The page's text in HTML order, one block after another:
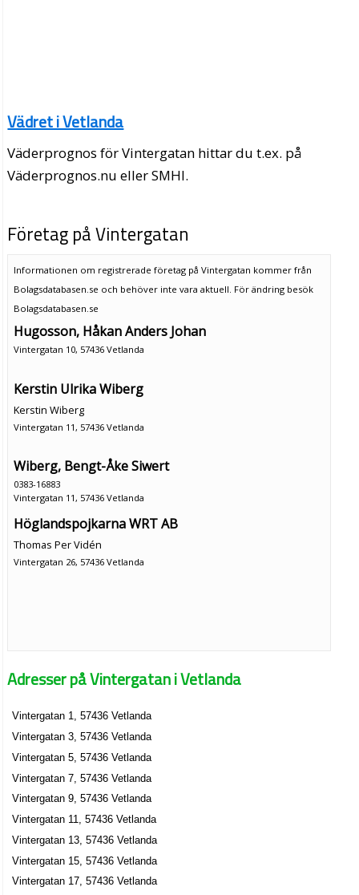
Vädret i Vetlanda
Väderprognos för Vintergatan hittar du t.ex. på
Väderprognos.nu eller SMHI.
Företag på Vintergatan
Informationen om registrerade företag på Vintergatan kommer från
Bolagsdatabasen.se och behöver inte vara aktuell. För ändring besök
Bolagsdatabasen.se
Hugosson, Håkan Anders Johan
Vintergatan 10, 57436 Vetlanda
Kerstin Ulrika Wiberg
Kerstin Wiberg
Vintergatan 11, 57436 Vetlanda
Wiberg, Bengt-Åke Siwert
0383-16883
Vintergatan 11, 57436 Vetlanda
Höglandspojkarna WRT AB
Thomas Per Vidén
Vintergatan 26, 57436 Vetlanda
Adresser på Vintergatan i Vetlanda
Vintergatan 1, 57436 Vetlanda
Vintergatan 3, 57436 Vetlanda
Vintergatan 5, 57436 Vetlanda
Vintergatan 7, 57436 Vetlanda
Vintergatan 9, 57436 Vetlanda
Vintergatan 11, 57436 Vetlanda
Vintergatan 13, 57436 Vetlanda
Vintergatan 15, 57436 Vetlanda
Vintergatan 17, 57436 Vetlanda